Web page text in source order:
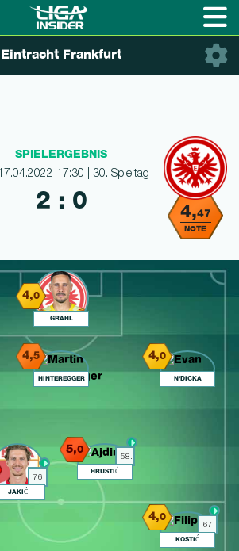
Eintracht Frankfurt
4,47
NOTE
SPIELERGEBNIS
17.04.2022 17:30 | 30. Spieltag
2 : 0
4,0
GRAHL
4,5
HINTEREGGER
4,0
N'DICKA
76.
JAKIĆ
58.
5,0
HRUSTIĆ
67.
4,0
KOSTIĆ